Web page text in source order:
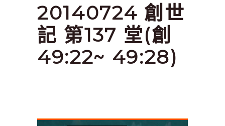
20140724 創世
記 第137 堂(創
49:22~ 49:28)